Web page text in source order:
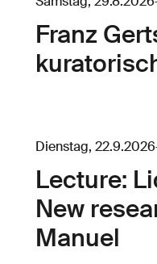
Franz
Dienstag, 22.9.2026
Lecture:
New
Manuel